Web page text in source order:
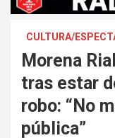
CULTURA/
Morena
tras estar
robo: “No
pública”